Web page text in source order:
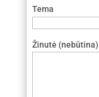
Tema
Žinutė (nebūtina)